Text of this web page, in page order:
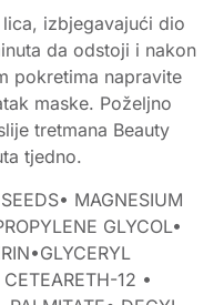
izbjegavajući dio
da odstoji i nakon
pokretima napravite
maske. Poželjno
tretmana Beauty
tjedno.
MAGNESIUM
GLYCOL•
12 •